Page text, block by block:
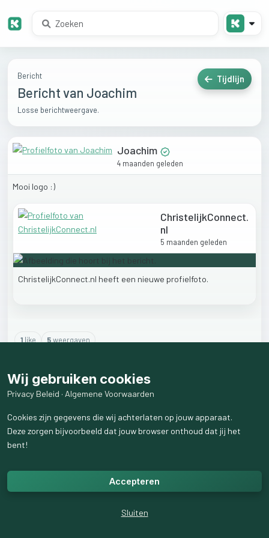
Bericht
Bericht van Joachim
Losse berichtweergave.
Tijdlijn
Joachim
4 maanden geleden
Mooi logo :)
ChristelijkConnect.
nl
5 maanden geleden
ChristelijkConnect.nl heeft een nieuwe profielfoto.
1like 5weergaven
Wij gebruiken cookies
Privacy Beleid · Algemene Voorwaarden
Cookies zijn gegevens die wij achterlaten op jouw apparaat.
Deze zorgen bijvoorbeeld dat jouw browser onthoud dat jij het
bent!
Accepteren
Sluiten